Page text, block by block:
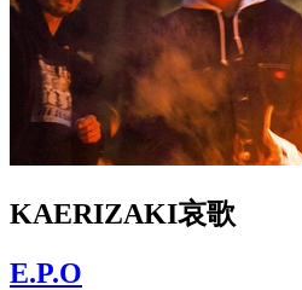
KAERIZAKI哀歌
E.P.O